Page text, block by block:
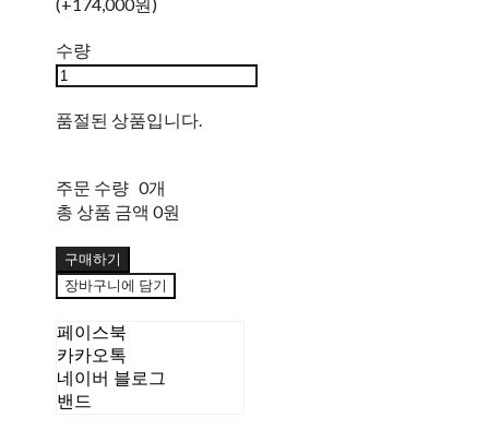
수량
품절된 상품입니다.
주문 수량 0개
총 상품 금액 0원
구매하기
장바구니에 담기
페이스북
카카오톡
네이버 블로그
밴드